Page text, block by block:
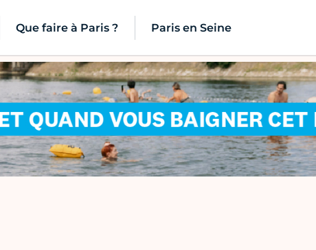
Que faire à Paris ? Paris en Seine